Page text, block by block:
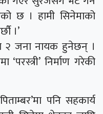
छ । हामी सिनेमाको
।’
२ जना नायक हुनेछन् ।
निर्माण गरेकी
पनि सहकार्य